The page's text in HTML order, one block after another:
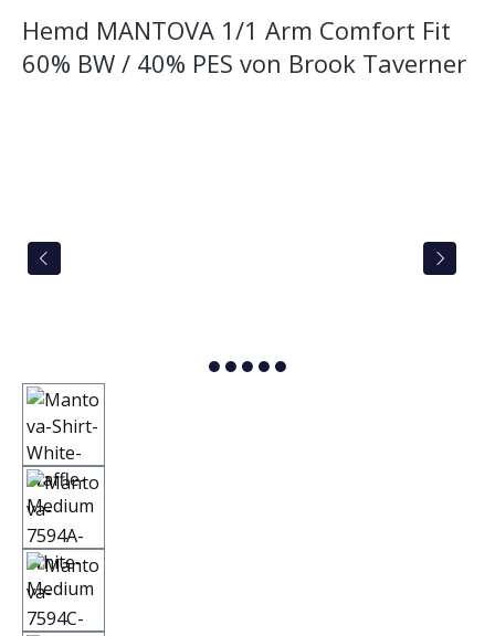
Hemd MANTOVA 1/1 Arm Comfort Fit
60% BW / 40% PES von Brook Taverner